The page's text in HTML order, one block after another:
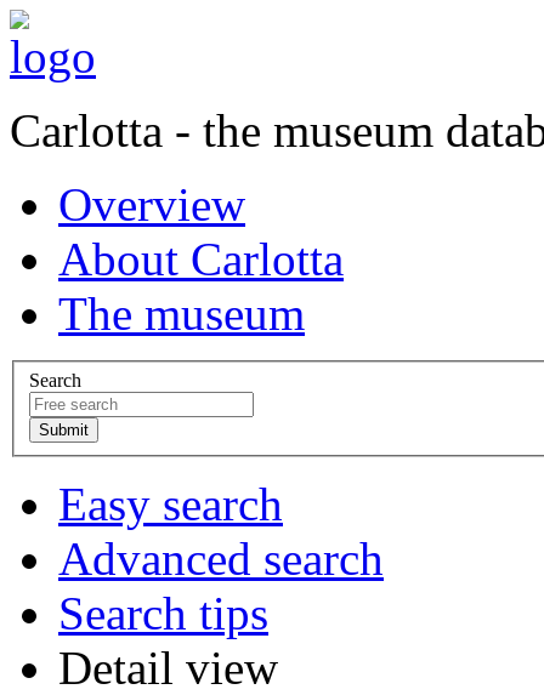
Carlotta - the museum
Overview
About Carlotta
The museum
Search
Easy search
Advanced search
Search tips
Detail view